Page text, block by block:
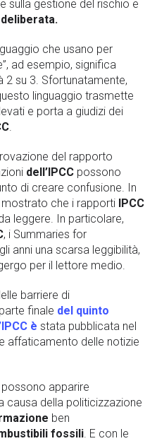
sulla gestione del rischio e
che usano per
ad esempio, significa
2 su 3. Sfortunatamente,
linguaggio trasmette
e porta a giudizi dei
.
del rapporto
dell’IPCC possono
di creare confusione. In
che i rapporti IPCC
leggere. In particolare,
, i Summaries for
anni una scarsa leggibilità,
per il lettore medio.
barriere di
finale del quinto
è stata pubblicata nel
affaticamento delle notizie
possono apparire
causa della politicizzazione
ben
fossili. E con le